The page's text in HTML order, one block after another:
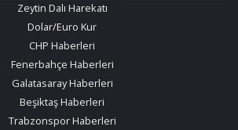
Zeytin Dalı Harekatı
Dolar/Euro Kur
CHP Haberleri
Fenerbahçe Haberleri
Galatasaray Haberleri
Beşiktaş Haberleri
Trabzonspor Haberleri